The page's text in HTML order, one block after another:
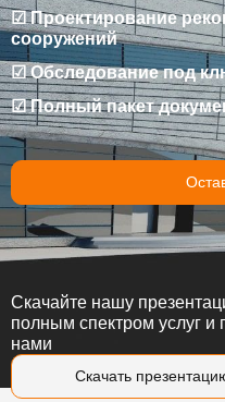
☑ Проектирование
сооружений
☑ Обследование под
☑ Полный пакет
Скачать
Скачайте нашу
полным спектром услуг
нами